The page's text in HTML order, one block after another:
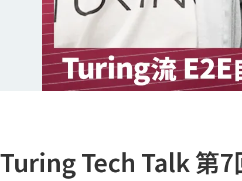
Turing Tech Talk 第